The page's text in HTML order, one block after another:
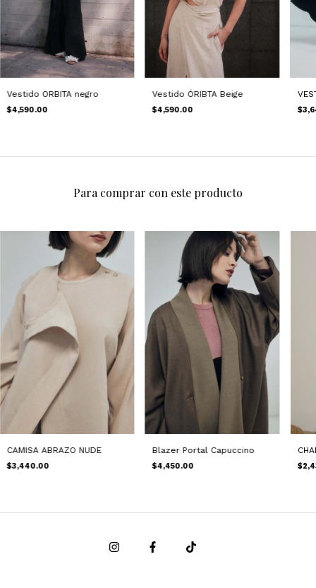
Vestido ORBITA negro
$4,590.00
Vestido ÓRIBTA Beige
$4,590.00
Para comprar con este producto
CAMISA ABRAZO NUDE
$3,440.00
Blazer Portal Capuccino
$4,450.00